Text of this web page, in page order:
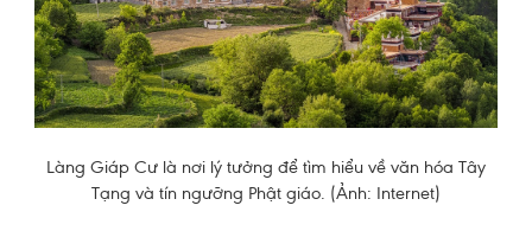
Làng Giáp Cư là nơi lý tưởng để tìm hiểu về văn hóa Tây
Tạng và tín ngưỡng Phật giáo. (Ảnh: Internet)